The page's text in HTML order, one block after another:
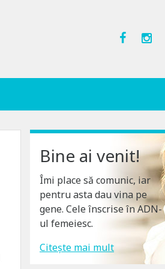
Bine ai venit!
Îmi place să comunic, iar
pentru asta dau vina pe
gene. Cele înscrise în ADN-
ul femeiesc.
Citește mai mult